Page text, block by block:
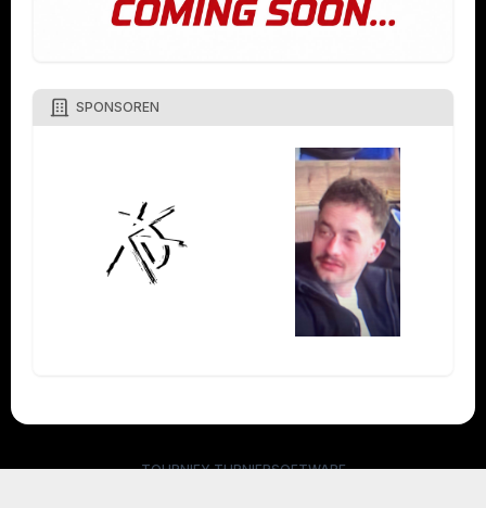
SPONSOREN
TOURNIFY TURNIERSOFTWARE